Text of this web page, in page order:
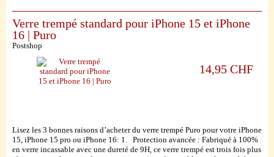
Verre trempé standard pour iPhone 15 et iPhone
16 | Puro
Postshop
14,95 CHF
Lisez les 3 bonnes raisons d’acheter du verre trempé Puro pour votre iPhone
15, iPhone 15 pro ou iPhone 16: 1. Protection avancée : Fabriqué à 100%
en verre incassable avec une dureté de 9H, ce verre trempé est trois fois plus